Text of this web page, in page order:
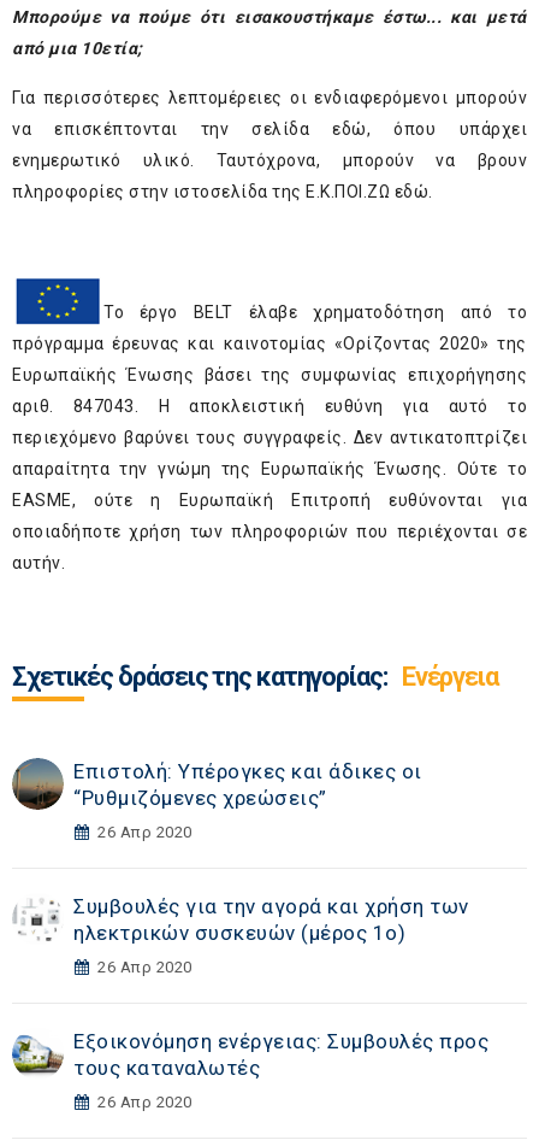
Μπορούμε να πούμε ότι εισακουστήκαμε έστω... και μετά
από μια 10ετία;
Για περισσότερες λεπτομέρειες οι ενδιαφερόμενοι μπορούν
να επισκέπτονται την σελίδαεδώ, όπου υπάρχει
ενημερωτικό υλικό. Ταυτόχρονα, μπορούν να βρουν
πληροφορίες στην ιστοσελίδα της Ε.Κ.ΠΟΙ.ΖΩ εδώ.
Το έργο BELT έλαβε χρηματοδότηση από το
πρόγραμμα έρευνας και καινοτομίας «Ορίζοντας 2020» της
Ευρωπαϊκής Ένωσης βάσει της συμφωνίας επιχορήγησης
αριθ. 847043. Η αποκλειστική ευθύνη για αυτό το
περιεχόμενο βαρύνει τους συγγραφείς. Δεν αντικατοπτρίζει
απαραίτητα την γνώμη της Ευρωπαϊκής Ένωσης. Ούτε το
EASME, ούτε η Ευρωπαϊκή Επιτροπή ευθύνονται για
οποιαδήποτε χρήση των πληροφοριών που περιέχονται σε
αυτήν.
Σχετικές δράσεις της κατηγορίας: Ενέργεια
Επιστολή: Υπέρογκες και άδικες οι
“Ρυθμιζόμενες χρεώσεις”
26 Απρ 2020
Συμβουλές για την αγορά και χρήση των
ηλεκτρικών συσκευών (μέρος 1ο)
26 Απρ 2020
Εξοικονόμηση ενέργειας: Συμβουλές προς
τους καταναλωτές
26 Απρ 2020